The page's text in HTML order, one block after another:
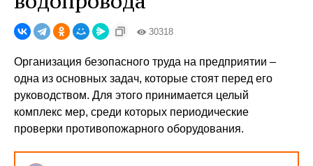
30318
Организация безопасного труда на предприятии –
одна из основных задач, которые стоят перед его
руководством. Для этого принимается целый
комплекс мер, среди которых периодические
проверки противопожарного оборудования.